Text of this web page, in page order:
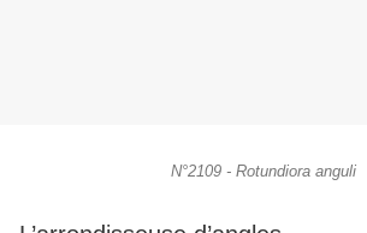
N°2109 - Rotundiora anguli